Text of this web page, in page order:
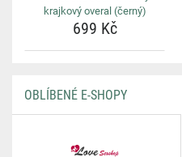
krajkový overal (černý)
699 Kč
OBLÍBENÉ E-SHOPY